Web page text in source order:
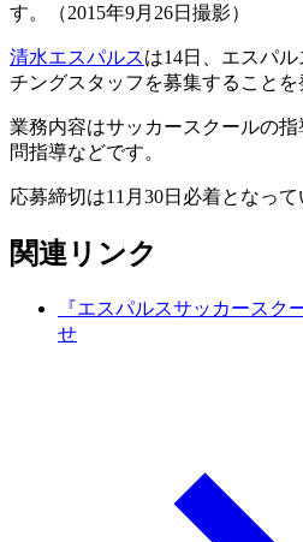
す。（2015年9月26日撮影）
清水エスパルスは14日、エスパ
チングスタッフを募集することを
業務内容はサッカースクールの
問指導などです。
応募締切は11月30日必着となって
関連リンク
『エスパルスサッカースク
せ